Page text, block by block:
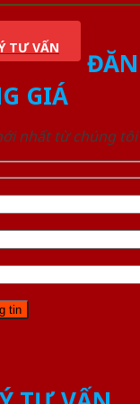
TƯ VẤN
GIÁ
nhất từ chúng tôi